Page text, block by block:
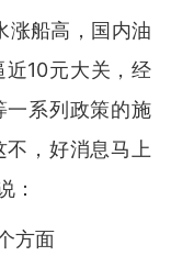
涨船高，国内油
10元大关，经
一系列政策的施
，好消息马上
：
方面